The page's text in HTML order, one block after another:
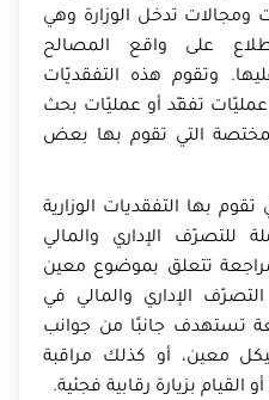
تدخل الوزارة وهي
على واقع المصالح
وتقوم هذه التفقديّات
عمليّات تفقّد أو عمليّات بحث
المختصة التي تقوم بها بعض
بها التفقديات الوزارية
الإداري والمالي
مراجعة تتعلق بموضوع معين
الإداري والمالي في
تستهدف جانبًا من جوانب
معين، أو كذلك مراقبة
القيام بزيارة رقابية فجئية.